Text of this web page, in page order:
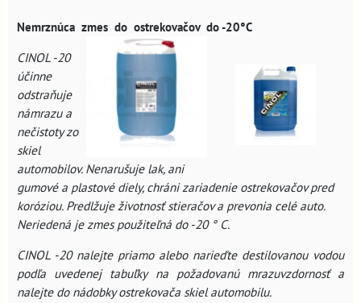
Nemrznúca zmes do ostrekovačov do -20°C
CINOL -20
účinne
odstraňuje
námrazu a
nečistoty zo
skiel
automobilov. Nenarušuje lak, ani
gumové a plastové diely, chráni zariadenie ostrekovačov pred
koróziou. Predlžuje životnosť stieračov a prevonia celé auto.
Neriedená je zmes použiteľná do -20 ° C.
CINOL -20 nalejte priamo alebo narieďte destilovanou vodou
podľa uvedenej tabuľky na požadovanú mrazuvzdornosť a
nalejte do nádobky ostrekovača skiel automobilu.